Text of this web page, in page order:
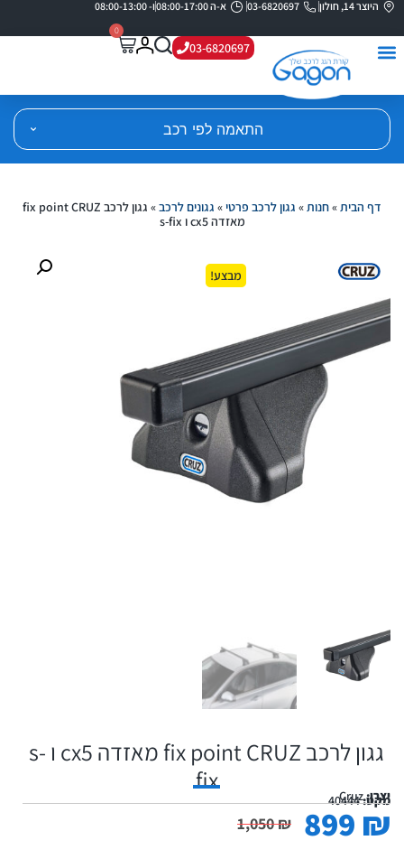
היוצר 14, חולון 03-6820697 א-ה 08:00-17:00 ו- 08:00-13:00
03-6820697
0
התאמה לפי רכב
דף הבית»חנות» גגון לרכב פרטי» גגונים לרכב»
גגון לרכב fix point CRUZ
מאזדה cx5 ו s-fix
מבצע!
גגון לרכב fix point CRUZ מאזדה cx5 ו s-
fix
יצרן:Cruzמקט:40444
1,050₪ 899 ₪